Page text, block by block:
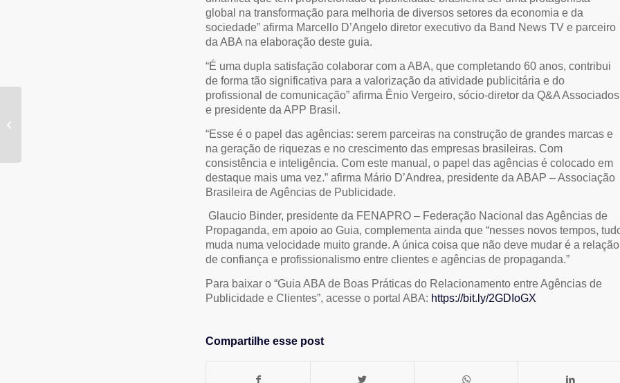
global na transformação para melhoria de diversos setores da economia e da
sociedade” afirma Marcello D’Angelo diretor executivo da Band News TV e parceiro
da ABA na elaboração deste guia.
“É uma dupla satisfação colaborar com a ABA, que completando 60 anos, contribui
de forma tão significativa para a valorização da atividade publicitária e do
profissional de comunicação” afirma Ênio Vergeiro, sócio-diretor da Q&A Associados
e presidente da APP Brasil.
“Esse é o papel das agências: serem parceiras na construção de grandes marcas e
na geração de riquezas e no crescimento das empresas brasileiras. Com
consistência e inteligência. Com este manual, o papel das agências é colocado em
destaque mais uma vez.” afirma Mário D’Andrea, presidente da ABAP – Associação
Brasileira de Agências de Publicidade.
Glaucio Binder, presidente da FENAPRO – Federação Nacional das Agências de
Propaganda, em apoio ao Guia, complementa ainda que “nesses novos tempos,
muda numa velocidade muito grande. A única coisa que não deve mudar é a relação
de confiança e profissionalismo entre clientes e agências de propaganda.”
Para baixar o “Guia ABA de Boas Práticas do Relacionamento entre Agências de
Publicidade e Clientes”, acesse o portal ABA: https://bit.ly/2GDIoGX
Compartilhe esse post